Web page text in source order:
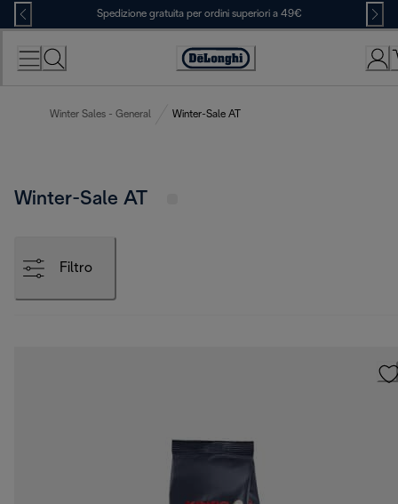
Skip
to
Content
Spedizione gratuita per ordini superiori a 49€
Accessibility
Winter Sales - General Winter-Sale AT
Winter-Sale AT
Filtro